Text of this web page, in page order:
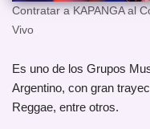
Contratar a KAPANGA al
Vivo
Es uno de los Grupos
Argentino, con gran
Reggae, entre otros.